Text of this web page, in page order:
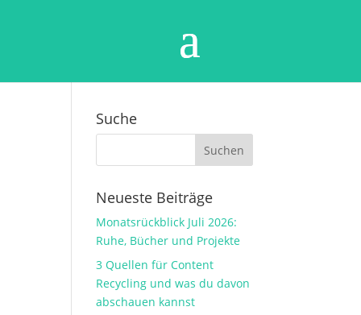
Suche
Neueste Beiträge
Monatsrückblick Juli 2026:
Ruhe, Bücher und Projekte
3 Quellen für Content
Recycling und was du davon
abschauen kannst